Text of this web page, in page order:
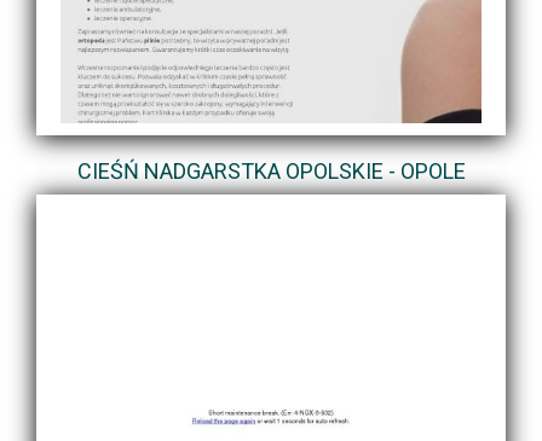
CIEŚŃ NADGARSTKA OPOLSKIE - OPOLE